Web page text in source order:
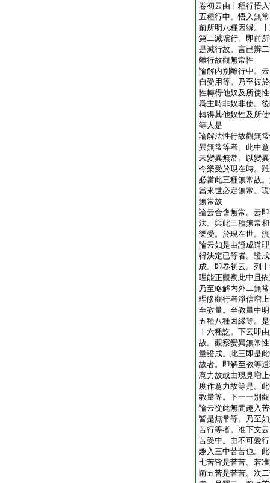
卷初云由十種行悟
五種行中。悟入無
前所明八種因縁。
第二滅壞行。即前
是滅行故。言已辨
離行故觀無常性
論解内別離行中。
自受用等。乃至彼
性轉得他奴及所使
爲主時非奴非使。
轉得其他奴性及所
等人是
論解法性行故觀無
異無常等者。此中
未變異無常。以變
今樂受於現在時。
必當此三種無常故
當來世必定無常。
無常故
論云合會無常。云
法。與此三種無常
樂受。於現在世。
論云如是由證成道
得決定已等者。證
成。即卷初云。列
理能正觀察此中且
乃至略解内外二無
理修觀行者淨信増
至教量。至教量中
五種八種因縁等。
十六種訖。下云即
故。觀察變異無常
量證成。此三即是
故者。即解至教等
意力故或由現見増
度作意力故等是。
教量等。下一一別
論云從此無間趣入
皆是無常等。乃至
苦行等者。准下文
苦受中。由不可愛
趣入三中苦苦也。
七苦皆是苦苦。若
前五苦是苦苦。次